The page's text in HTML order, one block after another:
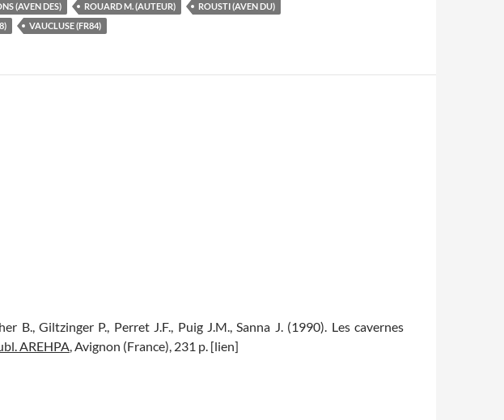
(AVEN DES) ROUARD M. (AUTEUR)
ROUSTI (AVEN DU)
VAUCLUSE (FR84)
B., Giltzinger P., Perret J.F., Puig J.M., Sanna J. (1990). Les cavernes
AREHPA, Avignon (France), 231 p. [lien]